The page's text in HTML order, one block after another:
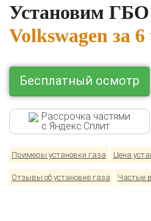
Комплекты ГБО на
Renault Skoda
Установим
Volkswagen за 6
Бесплатный осмотр
Рассрочка частями
с Яндекс.Сплит
Примеры установки газа Цена
Отзывы об установке газа Частые